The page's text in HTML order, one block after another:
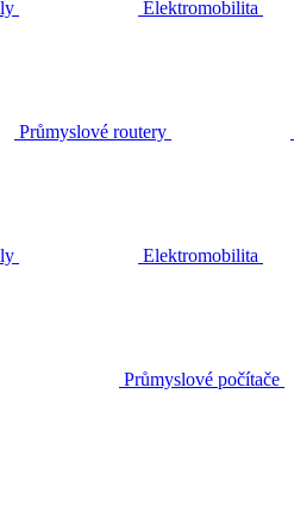
Elektromobilita
Průmyslové routery
Elektromobilita
Průmyslové počítače